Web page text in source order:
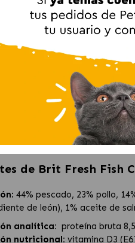
ni aditivos artificiales:
en ácidos grasos:
Los
Elegir Brit Fresh
y Calabaza
es ideal
calabaza aporta vitaminas,
para los paladares
Pescado y Calabaza 400gr,
de Brit Fresh Fish
: 44% pescado, 23% pollo,
de león), 1% aceite de
analítica: proteína bruta
nutricional: vitamina D3